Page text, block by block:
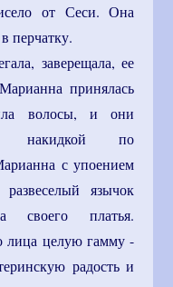
от Сеси. Она
перчатку.
заверещала, ее
принялась
волосы, и они
накидкой по
с упоением
язычок
своего платья.
лица целую гамму -
радость и